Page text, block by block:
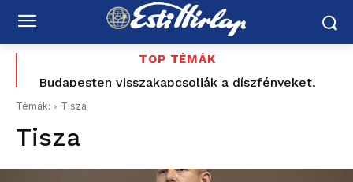
TOP TÉMÁK
Budapesten visszakapcsolják a díszfényeket,
Romániában továbbra is súlyos az energiahelyzet
Témák: Tisza
Tisza